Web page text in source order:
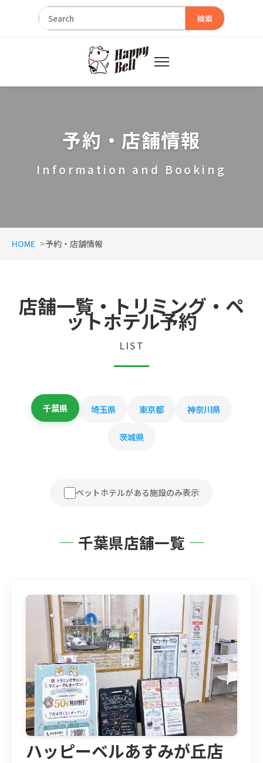
検索
予約・店舗情報
Information and Booking
HOME 予約・店舗情報
店舗一覧・トリミング・ペ
ットホテル予約
LIST
千葉県 埼玉県 東京都 神奈川県
茨城県
ペットホテルがある施設のみ表示
千葉県店舗一覧
ハッピーベルあすみが丘店